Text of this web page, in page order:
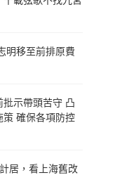
明移至前排原費
示帶頭苦守 凸
策 確保各項防控
居，看上海舊改